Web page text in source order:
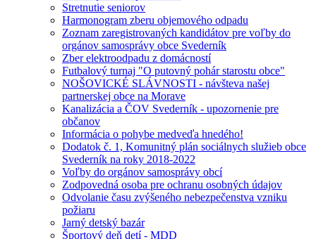
Stretnutie seniorov
Harmonogram zberu objemového odpadu
Zoznam zaregistrovaných kandidátov pre voľby do
orgánov samosprávy obce Svederník
Zber elektroodpadu z domácností
Futbalový turnaj "O putovný pohár starostu obce"
NOŠOVICKÉ SLÁVNOSTI - návšteva našej
partnerskej obce na Morave
Kanalizácia a ČOV Svederník - upozornenie pre
občanov
Informácia o pohybe medveďa hnedého!
Dodatok č. 1, Komunitný plán sociálnych služieb obce
Svederník na roky 2018-2022
Voľby do orgánov samosprávy obcí
Zodpovedná osoba pre ochranu osobných údajov
Odvolanie času zvýšeného nebezpečenstva vzniku
požiaru
Jarný detský bazár
Športový deň detí - MDD